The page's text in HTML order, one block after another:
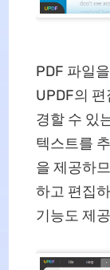
PDF 파일
UPDF의
경할 수 있
텍스트를
을 제공하
하고 편집
기능도 제